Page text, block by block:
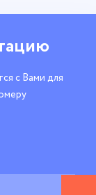
с Вами для